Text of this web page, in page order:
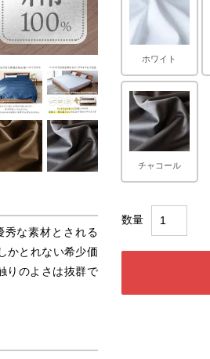
な素材とされる
かとれない希少価
りのよさは抜群で
ホワイト
チャコール